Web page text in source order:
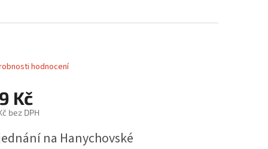
hodnocení
Kč
bez DPH
na Hanychovské